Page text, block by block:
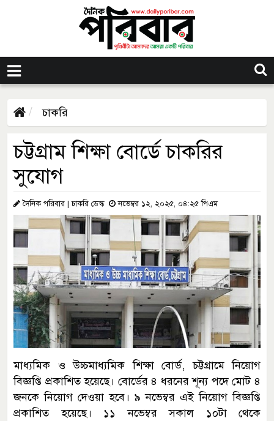
চাকরি
চট্টগ্রাম শিক্ষা বোর্ডে চাকরির
সুযোগ
দৈনিক পরিবার | চাকরি ডেস্ক নভেম্বর ১২, ২০২৫, ০৪:২৫ পিএম
মাধ্যমিক ও উচ্চমাধ্যমিক শিক্ষা বোর্ড, চট্টগ্রামে নিয়োগ
বিজ্ঞপ্তি প্রকাশিত হয়েছে। বোর্ডের ৪ ধরনের শূন্য পদে মোট ৪
জনকে নিয়োগ দেওয়া হবে। ৯ নভেম্বর এই নিয়োগ বিজ্ঞপ্তি
প্রকাশিত হয়েছে। ১১ নভেম্বর সকাল ১০টা থেকে